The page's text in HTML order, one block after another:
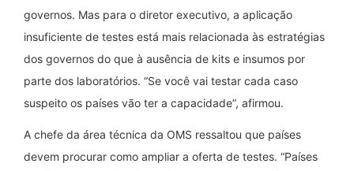
governos. Mas para o diretor executivo, a aplicação
insuficiente de testes está mais relacionada às estratégias
dos governos do que à ausência de kits e insumos por
parte dos laboratórios. “Se você vai testar cada caso
suspeito os países vão ter a capacidade”, afirmou.
A chefe da área técnica da OMS ressaltou que países
devem procurar como ampliar a oferta de testes. “Países